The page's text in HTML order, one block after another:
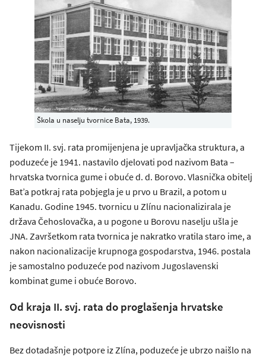
Škola u naselju tvornice Bata, 1939.
Tijekom II. svj. rata promijenjena je upravljačka struktura, a
poduzeće je 1941. nastavilo djelovati pod nazivom Bata –
hrvatska tvornica gume i obuće d. d. Borovo. Vlasnička obitelj
Bat’a potkraj rata pobjegla je u prvo u Brazil, a potom u
Kanadu. Godine 1945. tvornicu u Zlínu nacionalizirala je
država Čehoslovačka, a u pogone u Borovu naselju ušla je
JNA. Završetkom rata tvornica je nakratko vratila staro ime, a
nakon nacionalizacije krupnoga gospodarstva, 1946. postala
je samostalno poduzeće pod nazivom Jugoslavenski
kombinat gume i obuće Borovo.
Od kraja II. svj. rata do proglašenja hrvatske
neovisnosti
Bez dotadašnje potpore iz Zlína, poduzeće je ubrzo naišlo na